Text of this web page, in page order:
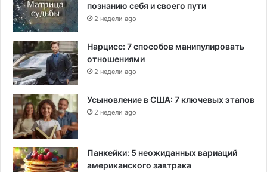
познанию себя и своего пути
2 недели ago
Нарцисс: 7 способов манипулировать
отношениями
2 недели ago
Усыновление в США: 7 ключевых этапов
2 недели ago
Панкейки: 5 неожиданных вариаций
американского завтрака